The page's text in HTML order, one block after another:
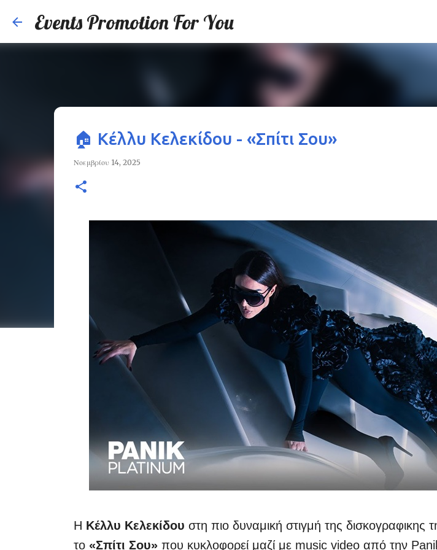
Events Promotion For You
🏠 Κέλλυ Κελεκίδου - «Σπίτι Σου»
Νοεμβρίου 14, 2025
Η Κέλλυ Κελεκίδου στη πιο δυναμική στιγμή της δισκογραφικης
το «Σπίτι Σου» που κυκλοφορεί μαζί με music video από την